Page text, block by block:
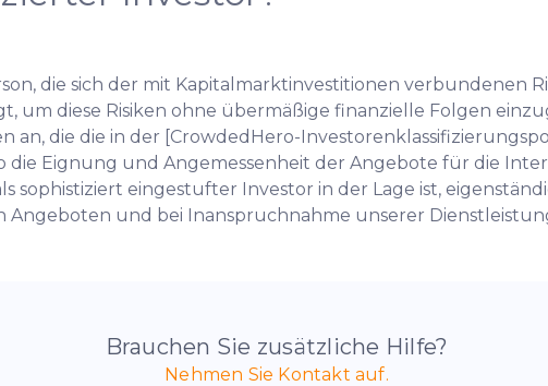
die sich der mit Kapitalmarktinvestitionen verbundenen
um diese Risiken ohne übermäßige finanzielle Folgen
an, die die in der [CrowdedHero-
die Eignung und Angemessenheit der Angebote für die
sophistiziert eingestufter Investor in der Lage ist,
und bei Inanspruchnahme unserer
Brauchen Sie zusätzliche Hilfe?
Nehmen Sie Kontakt auf.